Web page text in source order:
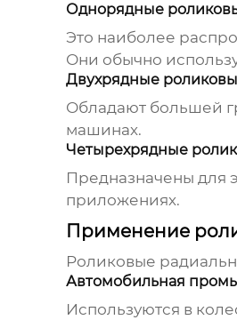
Однорядные
Это наиболее
Они обычно
Двухрядные
Обладают большей
машинах.
Четырехрядные
Предназначены для
приложениях.
Применение
Роликовые
Автомобильная
Используются в